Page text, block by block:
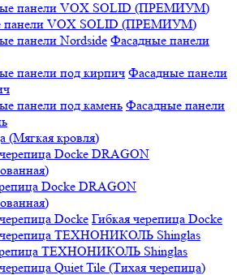
панели VOX SOLID (ПРЕМИУМ)
Фасадные панели
Фасадные панели
Фасадные панели
(Мягкая кровля)
Docke DRAGON
Гибкая черепица Docke
ТЕХНОНИКОЛЬ Shinglas